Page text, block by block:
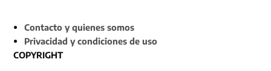
Contacto y quienes somos
Privacidad y condiciones de uso
COPYRIGHT